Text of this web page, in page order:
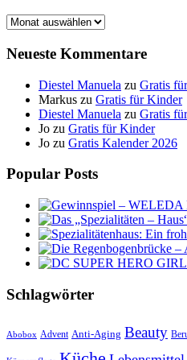
Archiv
Neueste Kommentare
Diestel Manuela zu Gratis
Markus zu Gratis für Kinder
Diestel Manuela zu Gratis
Jo zu Gratis für Kinder
Jo zu Gratis Kalender 2026
Popular Posts
Schlagwörter
Abobox Advent Anti-Aging Beauty